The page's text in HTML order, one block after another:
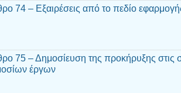
74 – Εξαιρέσεις από το πεδίο
75 – Δημοσίευση της προκήρυξης
έργων